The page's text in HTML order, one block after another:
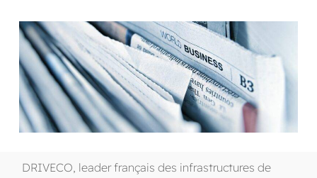
DRIVECO, leader français des infrastructures de